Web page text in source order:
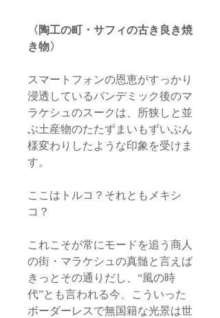
〈陶工の町・サフィの古き良き焼
き物〉
スマートフォンの恩恵がすっかり
浸透しているパンデミック後のマ
ラケシュのスークは、所狭しと並
ぶ土産物のたたずまいもずいぶん
様変わりしたような印象を受けま
す。
ここはトルコ？それともメキシ
コ？
これこそが常にモードを追う商人
の街・マラケシュの真髄と言えば
きっとその通りだし、“風の時
代”とも言われる今、こういった
ボーダーレスで無国籍な光景は世